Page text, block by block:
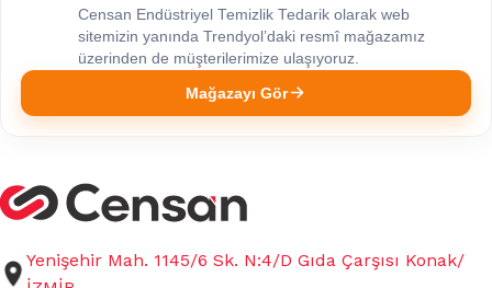
Censan Endüstriyel Temizlik Tedarik olarak web
sitemizin yanında Trendyol’daki resmî mağazamız
üzerinden de müşterilerimize ulaşıyoruz.
Mağazayı Gör
Yenişehir Mah. 1145/6 Sk. N:4/D Gıda Çarşısı Konak/